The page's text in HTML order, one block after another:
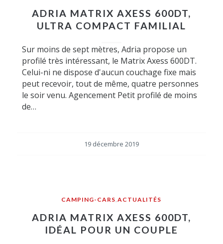
ADRIA MATRIX AXESS 600DT,
ULTRA COMPACT FAMILIAL
Sur moins de sept mètres, Adria propose un
profilé très intéressant, le Matrix Axess 600DT.
Celui-ni ne dispose d'aucun couchage fixe mais
peut recevoir, tout de même, quatre personnes
le soir venu. Agencement Petit profilé de moins
de…
19 décembre 2019
CAMPING-CARS,ACTUALITÉS
ADRIA MATRIX AXESS 600DT,
IDÉAL POUR UN COUPLE